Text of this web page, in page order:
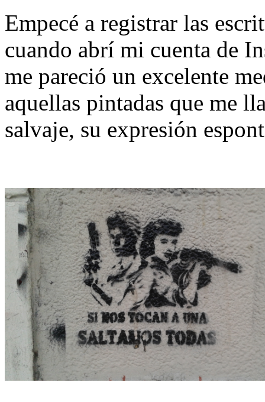
Empecé a registrar las
cuando abrí mi cuenta de
me pareció un excelente
aquellas pintadas que me
salvaje, su expresión